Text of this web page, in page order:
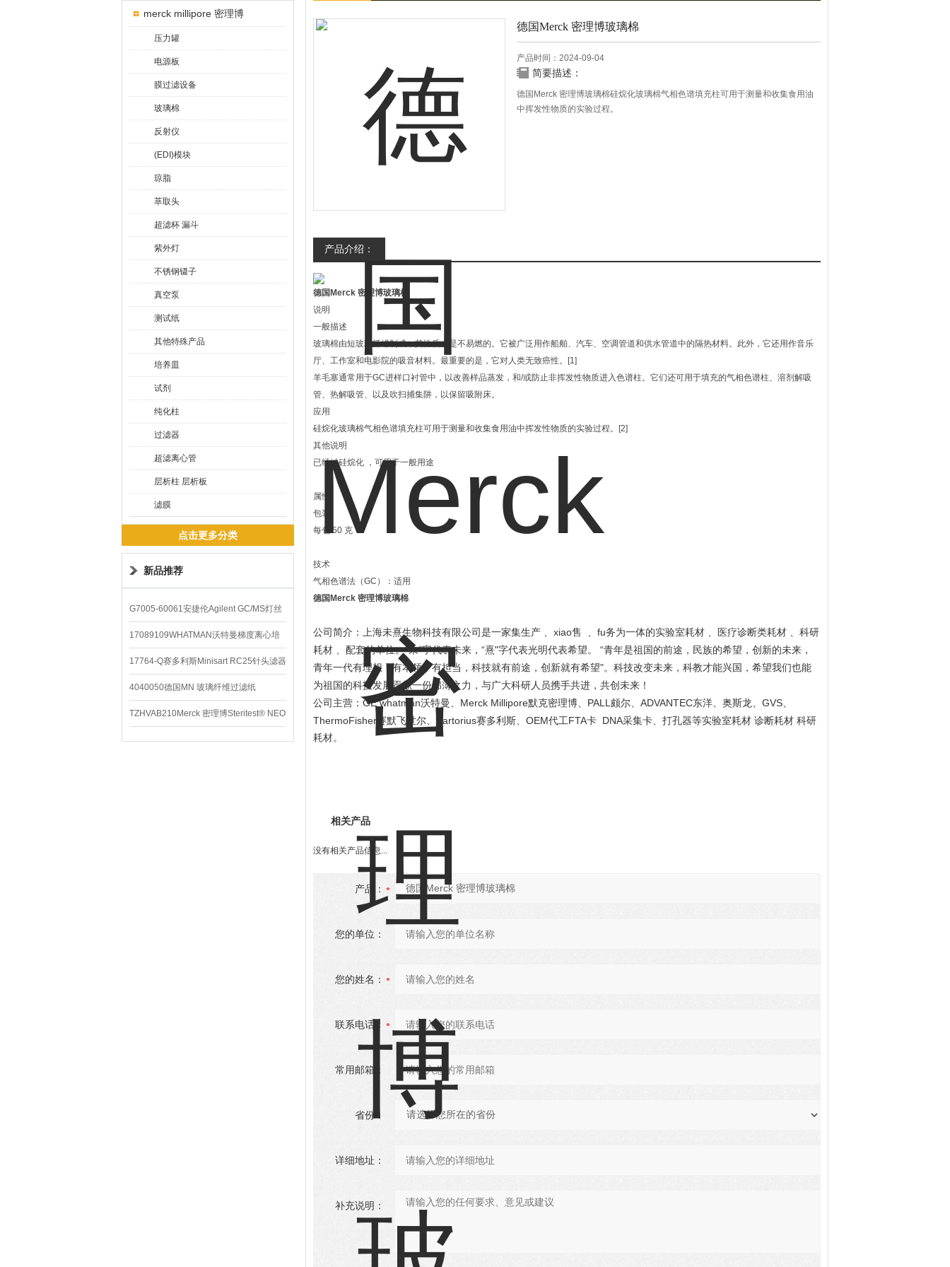
merck millipore 密理博
压力罐
电源板
膜过滤设备
玻璃棉
反射仪
(EDI)模块
琼脂
萃取头
超滤杯 漏斗
紫外灯
不锈钢镊子
真空泵
测试纸
其他特殊产品
培养皿
试剂
纯化柱
过滤器
超滤离心管
层析柱 层析板
滤膜
点击更多分类
新品推荐
G7005-60061安捷伦Agilent GC/MS灯丝
配件
17089109WHATMAN沃特曼梯度离心培
养基
17764-Q赛多利斯Minisart RC25针头滤器
4040050德国MN 玻璃纤维过滤纸
TZHVAB210Merck 密理博Steritest® NEO
设备
德国Merck 密理博玻璃棉
产品时间：2024-09-04
简要描述：
德国Merck 密理博玻璃棉硅烷化玻璃棉气相色谱填充柱可用于测量和收集食用油
中挥发性物质的实验过程。
产品介绍：
德国Merck 密理博玻璃棉
说明
一般描述
玻璃棉由短玻璃纤维制成，其性质上是不易燃的。它被广泛用作船舶、汽车、空调管道和供水管道中的隔热材料。此外，它还用作音乐
厅、工作室和电影院的吸音材料。最重要的是，它对人类无致癌性。[1]
羊毛塞通常用于GC进样口衬管中，以改善样品蒸发，和/或防止非挥发性物质进入色谱柱。它们还可用于填充的气相色谱柱、溶剂解吸
管、热解吸管、以及吹扫捕集阱，以保留吸附床。
应用
硅烷化玻璃棉气相色谱填充柱可用于测量和收集食用油中挥发性物质的实验过程。[2]
其他说明
已经过硅烷化 ，可用于一般用途
属性
包装
每包 50 克
技术
气相色谱法（GC）：适用
德国Merck 密理博玻璃棉
公司简介：上海未熹生物科技有限公司是一家集生产 、 xiao售 、 fu务为一体的实验室耗材 、医疗诊断类耗材 、科研
耗材 、配套的单位。“未"字代表未来， “熹"字代表光明代表希望。 “青年是祖国的前途，民族的希望，创新的未来，
青年一代有理想，有本领，有担当，科技就有前途，创新就有希望"。科技改变未来，科教才能兴国，希望我们也能
为祖国的科技发展贡献一份绵薄之力，与广大科研人员携手共进，共创未来！
公司主营： GE whatman沃特曼、 Merck Millipore默克密理博、 PALL 颇尔、 ADVANTEC东洋、奥斯龙、 GVS、
ThermoFisher 赛默飞世尔、 Sartorius赛多利斯、 OEM代工FTA卡 DNA采集卡、打孔器等实验室耗材 诊断耗材 科研
耗材。
相关产品
没有相关产品信息...
产品：
您的单位：
您的姓名：
联系电话：
常用邮箱：
省份：
详细地址：
补充说明：